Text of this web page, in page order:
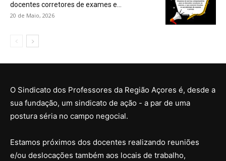
docentes corretores de exames e...
20 de Maio, 2026
O Sindicato dos Professores da Região Açores é, desde a
sua fundação, um sindicato de ação - a par de uma
postura séria no campo negocial.
Estamos próximos dos docentes realizando reuniões
e/ou deslocações também aos locais de trabalho,